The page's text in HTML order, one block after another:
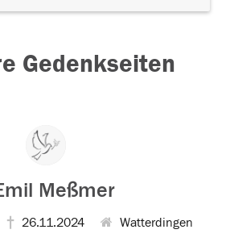
Gedenkseiten
Meßmer
26.11.2024 Watterdingen